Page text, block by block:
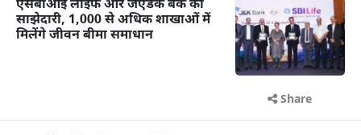
एसबीआई लाइफ और जेएंडके बैंक की
साझेदारी, 1,000 से अधिक शाखाओं में
मिलेंगे जीवन बीमा समाधान
Share